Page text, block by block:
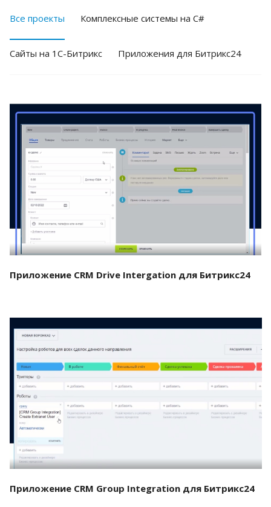
Все проекты Комплексные системы на C#
Cайты на 1С-Битрикс Приложения для Битрикс24
Смотреть проект
Приложение CRM Drive Intergation для Битрикс24
Смотреть проект
Приложение CRM Group Integration для Битрикс24